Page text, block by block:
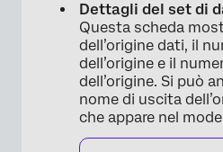
Dettagli del set di
Questa scheda
dell’origine dati, il
dell’origine e il
dell’origine. Si può
nome di uscita
che appare nel